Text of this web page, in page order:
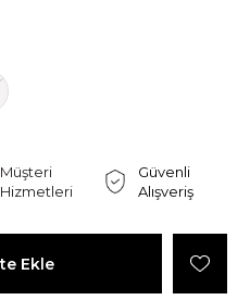
Müşteri
Hizmetleri
Güvenli
Alışveriş